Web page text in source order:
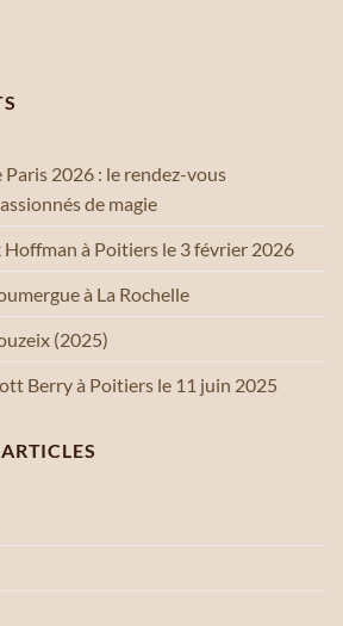
2026 : le rendez-vous
de magie
Hoffman à Poitiers le 3 février 2026
à La Rochelle
(2025)
Berry à Poitiers le 11 juin 2025